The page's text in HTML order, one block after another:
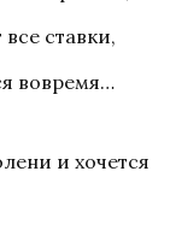
ставки,
вовремя…
и хочется